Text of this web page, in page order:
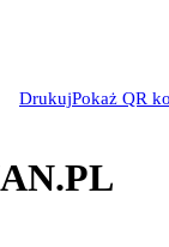
DrukujPokaż QR